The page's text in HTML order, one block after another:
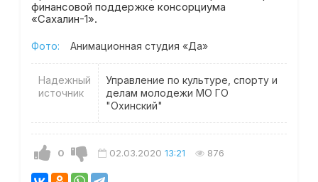
финансовой поддержке консорциума
«Сахалин-1».
Фото: Анимационная студия «Да»
Надежный
источник
Управление по культуре, спорту и
делам молодежи МО ГО
"Охинский"
0 02.03.2020 13:21 876